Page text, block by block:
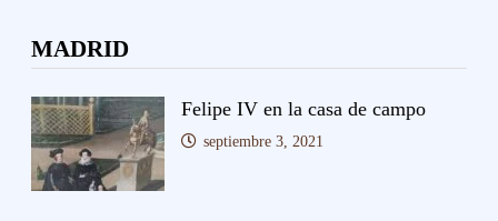
MADRID
Felipe IV en la casa de campo
septiembre 3, 2021